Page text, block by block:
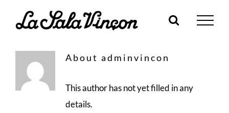
About adminvincon
This author has not yet filled in any
details.